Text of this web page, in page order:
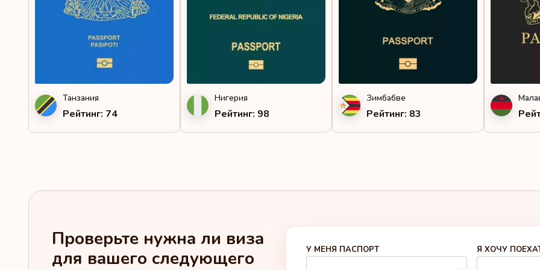
Танзания
Рейтинг: 74
Нигерия
Рейтинг: 98
Зимбабве
Рейтинг: 83
Проверьте нужна ли виза
для вашего следующего
У МЕНЯ ПАСПОРТ Я ХОЧУ